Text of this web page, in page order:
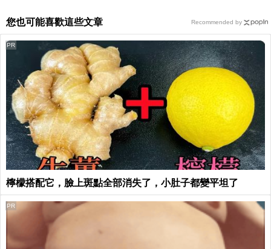
您也可能喜歡這些文章
檸檬搭配它，臉上斑點全部消失了，小肚子都變平坦了
PR
PR
Recommended by